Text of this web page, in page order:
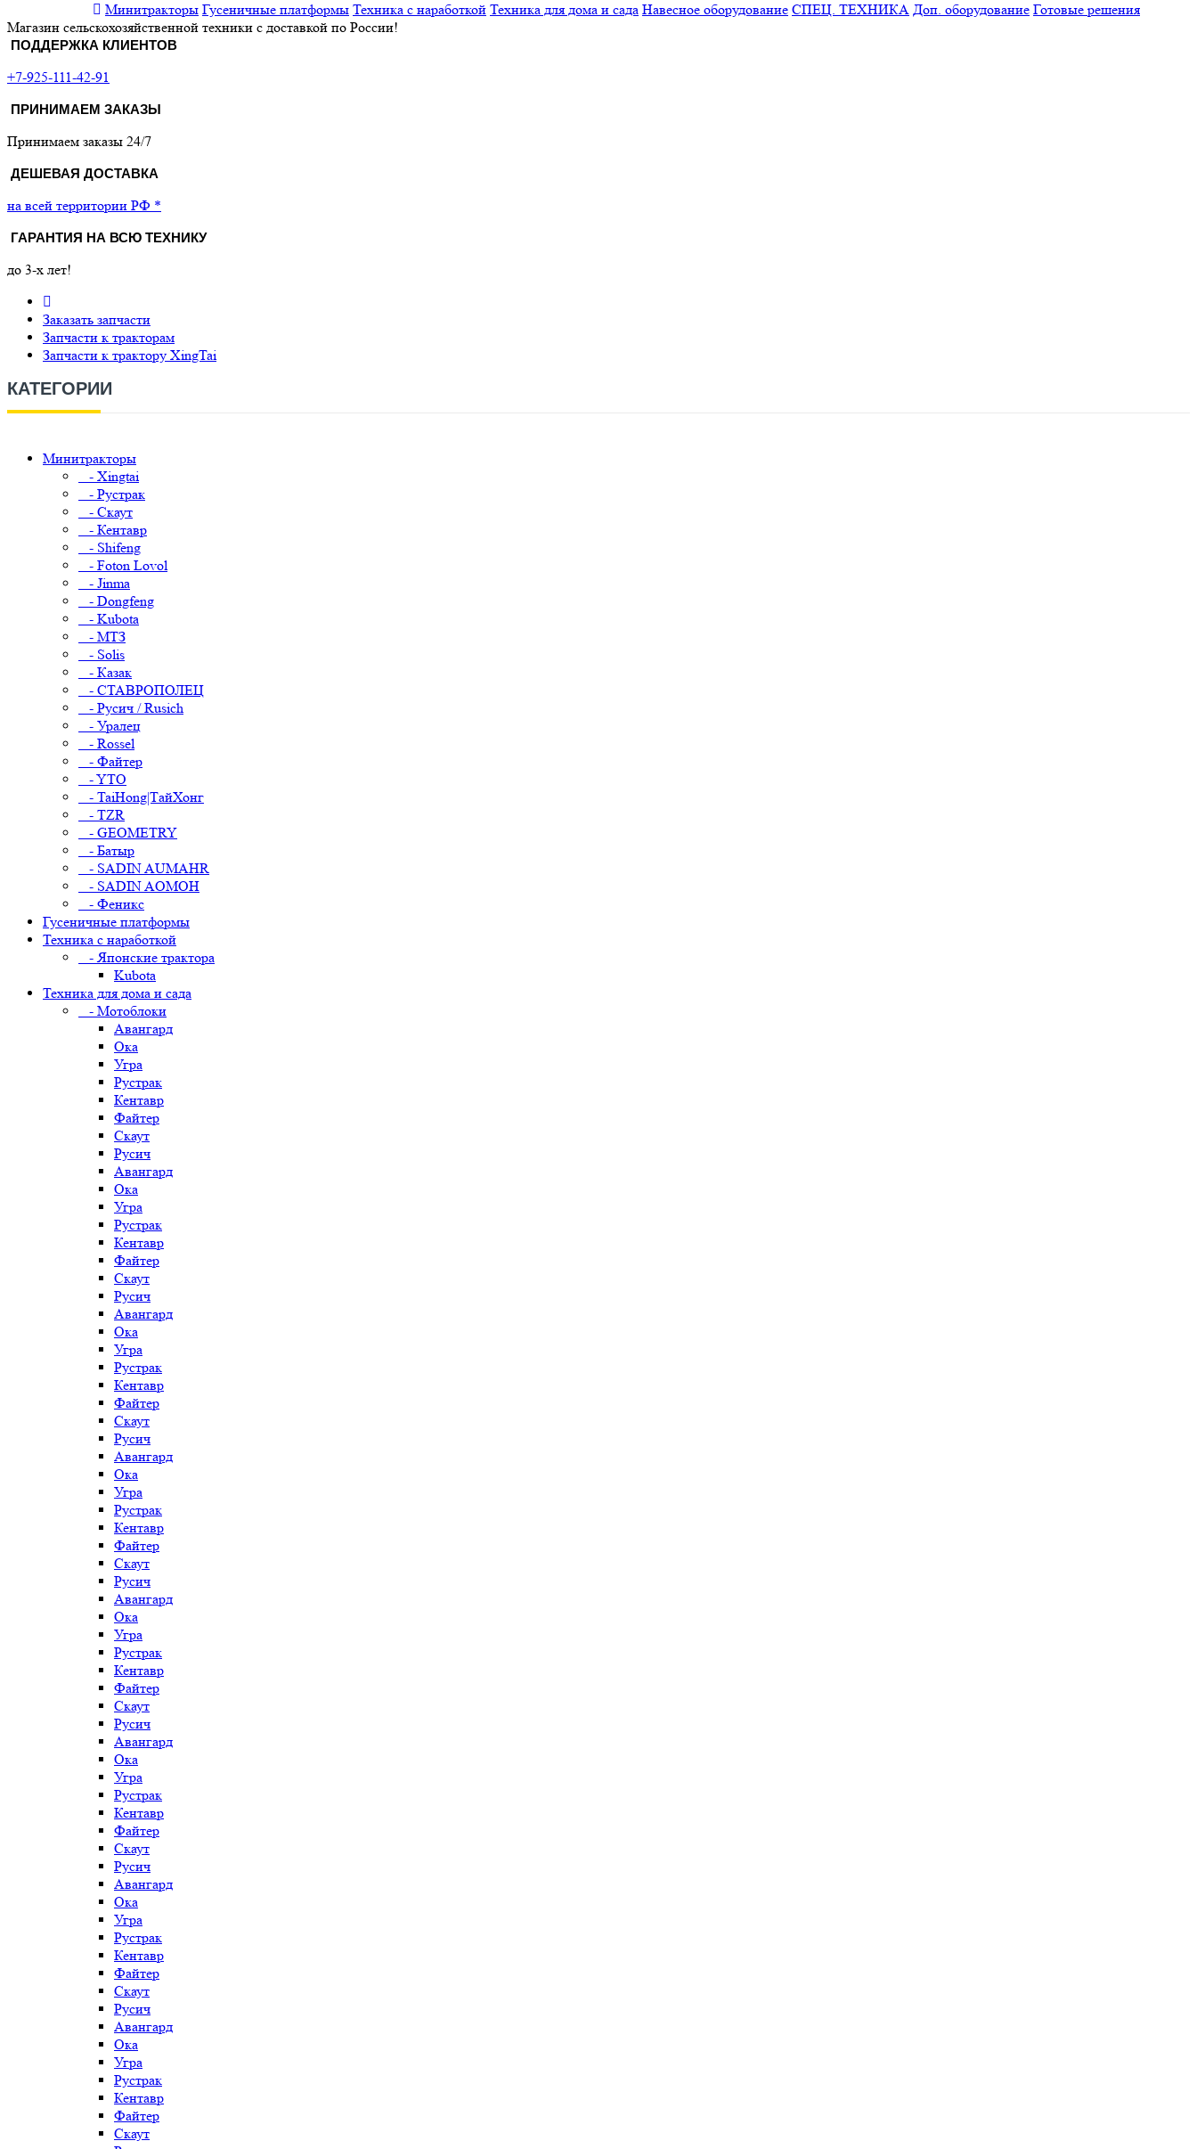
Минитракторы Гусеничные платформы Техника с наработкой Техника для дома и сада Навесное оборудование СПЕЦ. ТЕХНИКА Доп. оборудование Готовые решения
Магазин сельскохозяйственной техники с доставкой по России!
ПОДДЕРЖКА КЛИЕНТОВ
+7-925-111-42-91
ПРИНИМАЕМ ЗАКАЗЫ
Принимаем заказы 24/7
ДЕШЕВАЯ ДОСТАВКА
на всей территории РФ *
ГАРАНТИЯ НА ВСЮ ТЕХНИКУ
до 3-х лет!
Заказать запчасти
Запчасти к тракторам
Запчасти к трактору XingTai
КАТЕГОРИИ
Минитракторы
- Xingtai
- Рустрак
- Скаут
- Кентавр
- Shifeng
- Foton Lovol
- Jinma
- Dongfeng
- Kubota
- МТЗ
- Solis
- Казак
- СТАВРОПОЛЕЦ
- Русич / Rusich
- Уралец
- Rossel
- Файтер
- YTO
- TaiHong|ТайХонг
- TZR
- GEOMETRY
- Батыр
- SADIN AUMAHR
- SADIN AOMOH
- Феникс
Гусеничные платформы
Техника с наработкой
- Японские трактора
Kubota
Техника для дома и сада
- Мотоблоки
Авангард
Ока
Угра
Рустрак
Кентавр
Файтер
Скаут
Русич
Авангард
Ока
Угра
Рустрак
Кентавр
Файтер
Скаут
Русич
Авангард
Ока
Угра
Рустрак
Кентавр
Файтер
Скаут
Русич
Авангард
Ока
Угра
Рустрак
Кентавр
Файтер
Скаут
Русич
Авангард
Ока
Угра
Рустрак
Кентавр
Файтер
Скаут
Русич
Авангард
Ока
Угра
Рустрак
Кентавр
Файтер
Скаут
Русич
Авангард
Ока
Угра
Рустрак
Кентавр
Файтер
Скаут
Русич
Авангард
Ока
Угра
Рустрак
Кентавр
Файтер
Скаут